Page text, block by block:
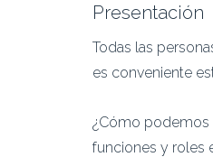
Presentación
Todas las
es conveniente
¿Cómo podemos
funciones y roles